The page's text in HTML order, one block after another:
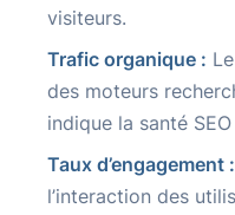
visiteurs.
Trafic organique :
des moteurs
indique la santé
Taux d’engagement :
l’interaction des